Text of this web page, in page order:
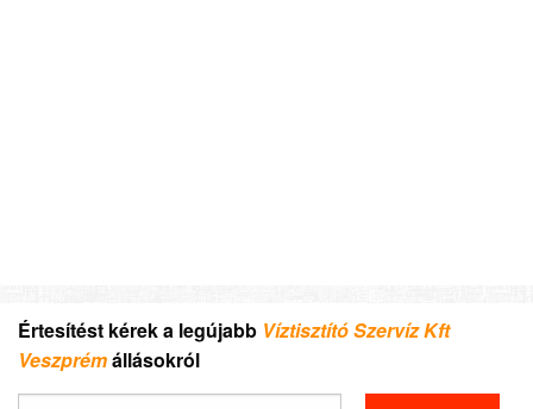
Értesítést kérek a legújabb Víztisztító Szervíz Kft
Veszprémállásokról